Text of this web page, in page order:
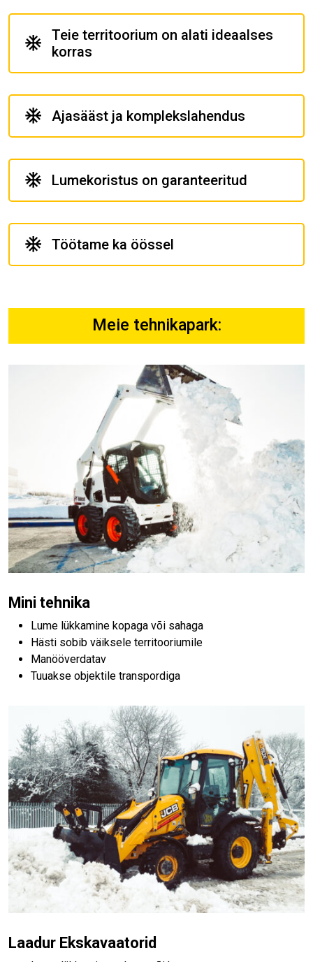
Teie territoorium on alati ideaalses
korras
Ajasääst ja komplekslahendus
Lumekoristus on garanteeritud
Töötame ka öössel
Meie tehnikapark:
Mini tehnika
Lume lükkamine kopaga või sahaga
Hästi sobib väiksele territooriumile
Manööverdatav
Tuuakse objektile transpordiga
Laadur Ekskavaatorid